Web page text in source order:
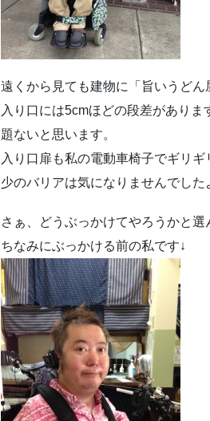
遠くから見ても建物に「旨いうどん
入り口には5cmほどの段差があり
題ないと思います。
入り口扉も私の電動車椅子でギリ
少のバリアは気になりませんでした
さぁ、どうぶっかけてやろうかと選
ちなみにぶっかける前の私です↓